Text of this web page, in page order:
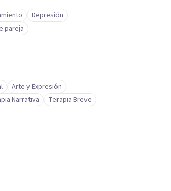
Depresión
pareja
Arte y Expresión
Narrativa Terapia Breve